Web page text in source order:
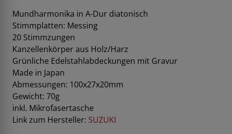
Mundharmonika in A-Dur diatonisch
Stimmplatten: Messing
20 Stimmzungen
Kanzellenkörper aus Holz/Harz
Grünliche Edelstahlabdeckungen mit Gravur
Made in Japan
Abmessungen: 100x27x20mm
Gewicht: 70g
inkl. Mikrofasertasche
Link zum Hersteller: SUZUKI